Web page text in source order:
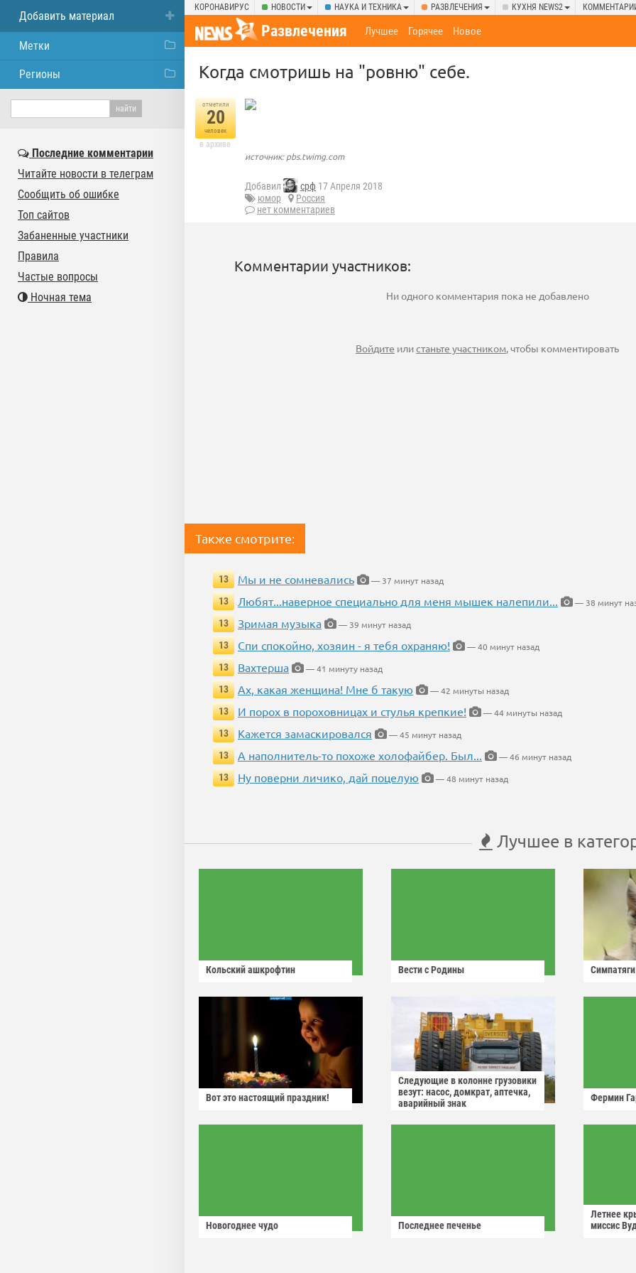
КОРОНАВИРУС НОВОСТИ НАУКА И ТЕХНИКА РАЗВЛЕЧЕНИЯ КУХНЯ NEWS2
Развлечения Лучшее Горячее Новое
Когда смотришь на "ровню" себе.
отметили
20
человек
в архиве
источник: pbs.twimg.com
Добавил срф 17 Апреля 2018
юмор
Россия
нет комментариев
Комментарии участников:
Ни одного комментария пока не добавлено
Войдите илистаньте участником, чтобы комментировать
Также смотрите:
13 Мы и не сомневались
— 37 минут назад
13
Любят...наверное специально для меня мышек налепили...
— 38 минут
13
Зримая музыка
— 39 минут назад
13
Спи спокойно, хозяин - я тебя охраняю!
— 40 минут назад
13
Вахтерша
— 41 минуту назад
13
Ах, какая женщина! Мне б такую
— 42 минуты назад
13
И порох в пороховницах и стулья крепкие!
— 44 минуты назад
13
Кажется замаскировался
— 45 минут назад
13
А наполнитель-то похоже холофайбер. Был...
— 46 минут назад
13
Ну поверни личико, дай поцелую — 48 минут назад
Лучшее в
Кольский ашкрофтин Вести с Родины Симпатяги
Вот это настоящий праздник!
Следующие в колонне грузовики
везут: насос, домкрат, аптечка,
аварийный знак
Фермин
Новогоднее чудо Последнее печенье
Летнее
миссис
Добавить материал
Метки
Регионы
Последние комментарии
Читайте новости в телеграм
Сообщить об ошибке
Топ сайтов
Забаненные участники
Правила
Частые вопросы
Ночная тема